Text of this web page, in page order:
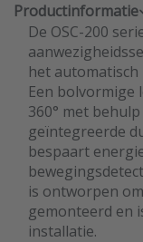
Productinformatie
De OSC-200
het
Een bolvormige
360° met
geïntegreerde
bespaart
is ontworpen
gemonteerd en
installatie.